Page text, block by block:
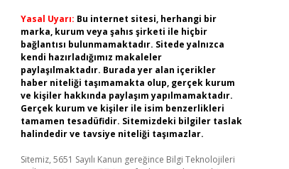
Yasal Uyarı: Bu internet sitesi, herhangi bir
marka, kurum veya şahıs şirketi ile hiçbir
bağlantısı bulunmamaktadır. Sitede yalnızca
kendi hazırladığımız makaleler
paylaşılmaktadır. Burada yer alan içerikler
haber niteliği taşımamakta olup, gerçek kurum
ve kişiler hakkında paylaşım yapılmamaktadır.
Gerçek kurum ve kişiler ile isim benzerlikleri
tamamen tesadüfidir. Sitemizdeki bilgiler taslak
halindedir ve tavsiye niteliği taşımazlar.
Sitemiz, 5651 Sayılı Kanun gereğince Bilgi Teknolojileri